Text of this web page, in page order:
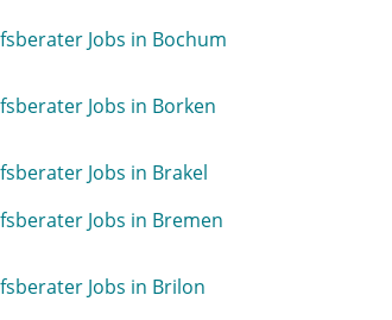
Jobs in Bochum
Jobs in Borken
Jobs in Brakel
Jobs in Bremen
Jobs in Brilon